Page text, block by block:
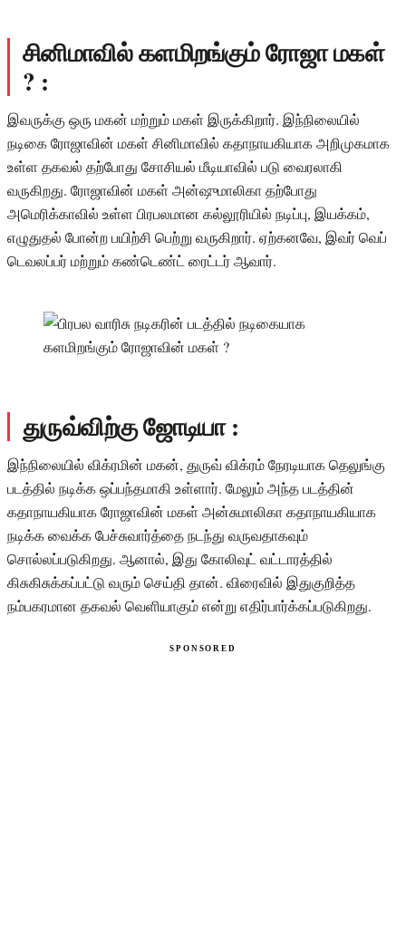
சினிமாவில் களமிறங்கும் ரோஜா மகள்
? :
இவருக்கு ஒரு மகன் மற்றும் மகள் இருக்கிறார். இந்நிலையில்
நடிகை ரோஜாவின் மகள் சினிமாவில் கதாநாயகியாக அறிமுகமாக
உள்ள தகவல் தற்போது சோசியல் மீடியாவில் படு வைரலாகி
வருகிறது. ரோஜாவின் மகள் அன்ஷுமாலிகா தற்போது
அமெரிக்காவில் உள்ள பிரபலமான கல்லூரியில் நடிப்பு, இயக்கம்,
எழுதுதல் போன்ற பயிற்சி பெற்று வருகிறார். ஏற்கனவே, இவர் வெப்
டெவலப்பர் மற்றும் கண்டெண்ட் ரைட்டர் ஆவார்.
துருவ்விற்கு ஜோடியா :
இந்நிலையில் விக்ரமின் மகன், துருவ் விக்ரம் நேரடியாக தெலுங்கு
படத்தில் நடிக்க ஒப்பந்தமாகி உள்ளார். மேலும் அந்த படத்தின்
கதாநாயகியாக ரோஜாவின் மகள் அன்சுமாலிகா கதாநாயகியாக
நடிக்க வைக்க பேச்சுவார்த்தை நடந்து வருவதாகவும்
சொல்லப்படுகிறது. ஆனால், இது கோலிவுட் வட்டாரத்தில்
கிசுகிசுக்கப்பட்டு வரும் செய்தி தான். விரைவில் இதுகுறித்த
நம்பகரமான தகவல் வெளியாகும் என்று எதிர்பார்க்கப்படுகிறது.